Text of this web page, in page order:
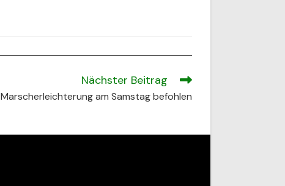
Nächster Beitrag
Marscherleichterung am Samstag befohlen